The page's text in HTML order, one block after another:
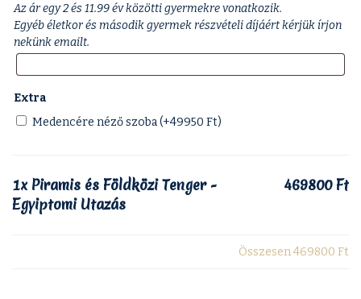
Az ár egy 2 és 11.99 év közötti gyermekre vonatkozik.
Egyéb életkor és második gyermek részvételi díjáért kérjük írjon
nekünk emailt.
Extra
Medencére néző szoba (+49950 Ft)
1x Piramis és Földközi Tenger -
Egyiptomi Utazás
469800 Ft
Összesen469800 Ft